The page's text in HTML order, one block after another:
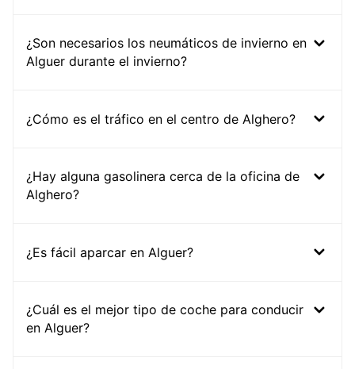
¿Son necesarios los neumáticos de invierno en
Alguer durante el invierno?
¿Cómo es el tráfico en el centro de Alghero?
¿Hay alguna gasolinera cerca de la oficina de
Alghero?
¿Es fácil aparcar en Alguer?
¿Cuál es el mejor tipo de coche para conducir
en Alguer?